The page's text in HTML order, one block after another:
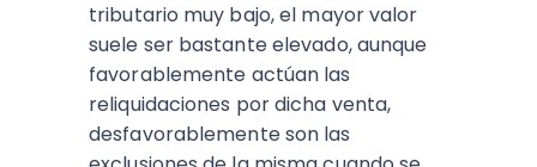
tributario muy bajo, el mayor valor
suele ser bastante elevado, aunque
favorablemente actúan las
reliquidaciones por dicha venta,
desfavorablemente son las